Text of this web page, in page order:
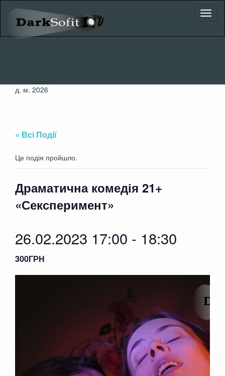
д. м. 2026
« Всі Події
Це подія пройшло.
Драматична комедія 21+
«Сексперимент»
26.02.2023 17:00 - 18:30
300ГРН